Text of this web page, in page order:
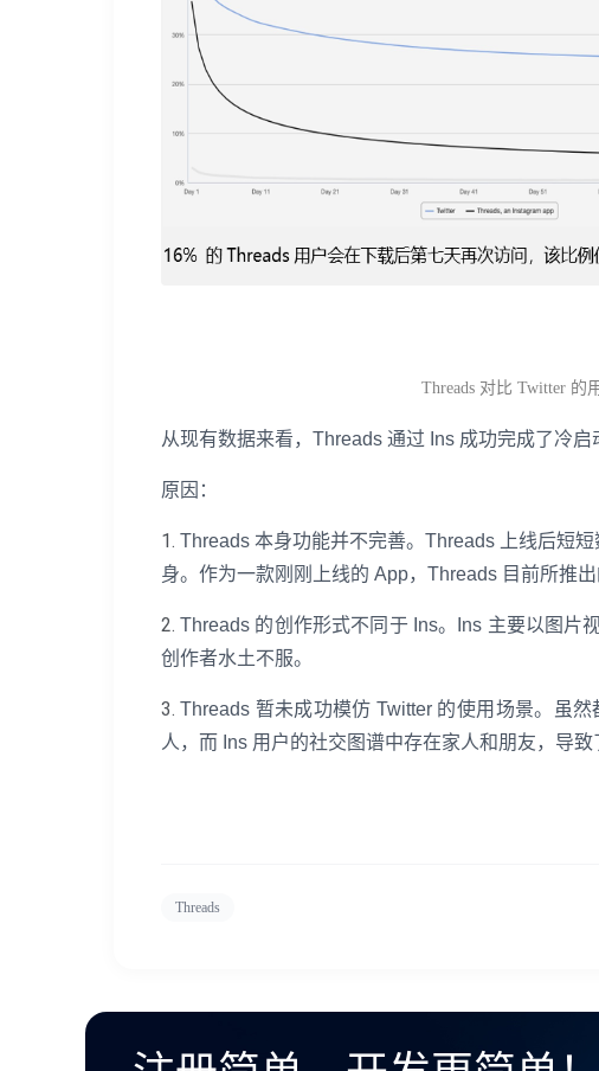
Threads 对比 Twitter 的
从现有数据来看， Threads 通过 Ins 成功完成了冷启
原因：
1. Threads 本身功能并不完善。Threads 上线后短
身。作为一款刚刚上线的 App，Threads 目前所推出
2. Threads 的创作形式不同于 Ins。Ins 主要以图片
创作者水土不服。
3. Threads 暂未成功模仿 Twitter 的使用场景。虽
人，而 Ins 用户的社交图谱中存在家人和朋友，导致
Threads